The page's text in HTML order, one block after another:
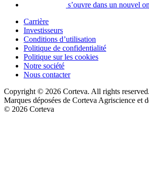
s’ouvre dans un nouvel
Carrière
Investisseurs
Conditions d’utilisation
Politique de confidentialité
Politique sur les cookies
Notre société
Nous contacter
Copyright © 2026 Corteva. All rights reserved.
Marques déposées de Corteva Agriscience et
© 2026 Corteva